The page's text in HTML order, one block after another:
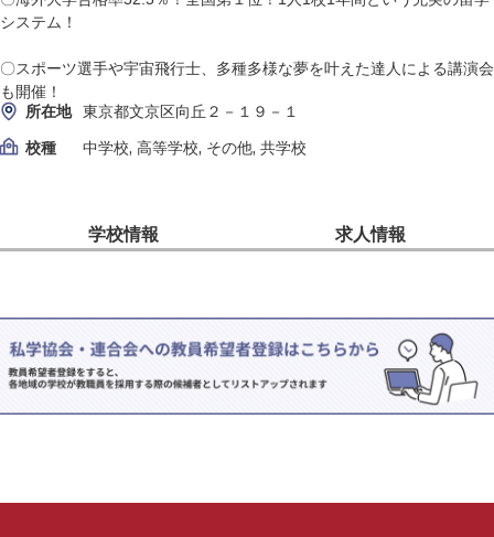
システム！
〇スポーツ選手や宇宙飛行士、多種多様な夢を叶えた達人による講演会
も開催！
所在地 東京都文京区向丘２－１９－１
校種
中学校, 高等学校, その他, 共学校
学校情報 求人情報